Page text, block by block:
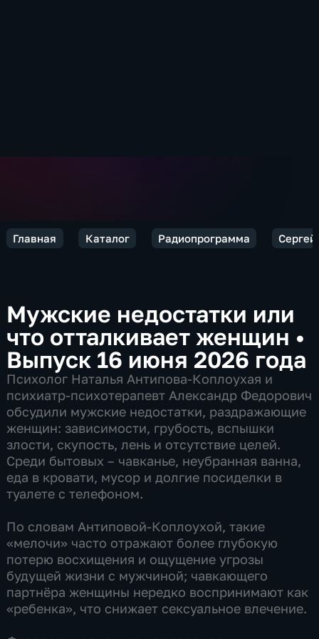
Главная Каталог Радиопрограмма Сергей
Мужские недостатки или
что отталкивает женщин •
Выпуск 16 июня 2026 года
Психолог Наталья Антипова-Коплоухая и
психиатр-психотерапевт Александр Федорович
обсудили мужские недостатки, раздражающие
женщин: зависимости, грубость, вспышки
злости, скупость, лень и отсутствие целей.
Среди бытовых – чавканье, неубранная ванна,
еда в кровати, мусор и долгие посиделки в
туалете с телефоном.
По словам Антиповой-Коплоухой, такие
«мелочи» часто отражают более глубокую
потерю восхищения и ощущение угрозы
будущей жизни с мужчиной; чавкающего
партнёра женщины нередко воспринимают как
«ребенка», что снижает сексуальное влечение.